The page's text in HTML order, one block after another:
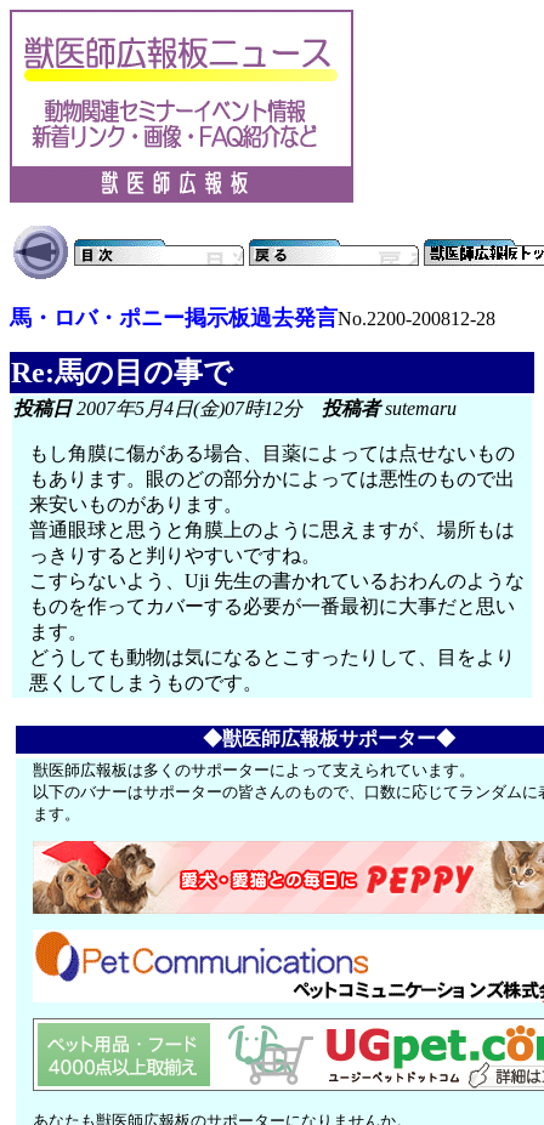
馬・ロバ・ポニー掲示板過去発言No.2200-200812-28
Re:馬の目の事で
投稿日2007年5月4日(金)07時12分 投稿者sutemaru
もし角膜に傷がある場合、目薬によっては点せないもの
もあります。眼のどの部分かによっては悪性のもので出
来安いものがあります。
普通眼球と思うと角膜上のように思えますが、場所もは
っきりすると判りやすいですね。
こすらないよう、Uji 先生の書かれているおわんのような
ものを作ってカバーする必要が一番最初に大事だと思い
ます。
どうしても動物は気になるとこすったりして、目をより
悪くしてしまうものです。
◆獣医師広報板サポーター◆
獣医師広報板は多くのサポーターによって支えられています。
以下のバナーはサポーターの皆さんのもので、口数に応じてランダムに
ます。
あなたも獣医師広報板のサポーターになりませんか。